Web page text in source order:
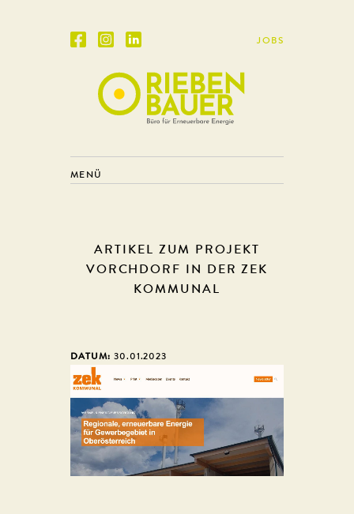
JOBS
MENÜ
ARTIKEL ZUM PROJEKT
VORCHDORF IN DER ZEK
KOMMUNAL
DATUM: 30.01.2023